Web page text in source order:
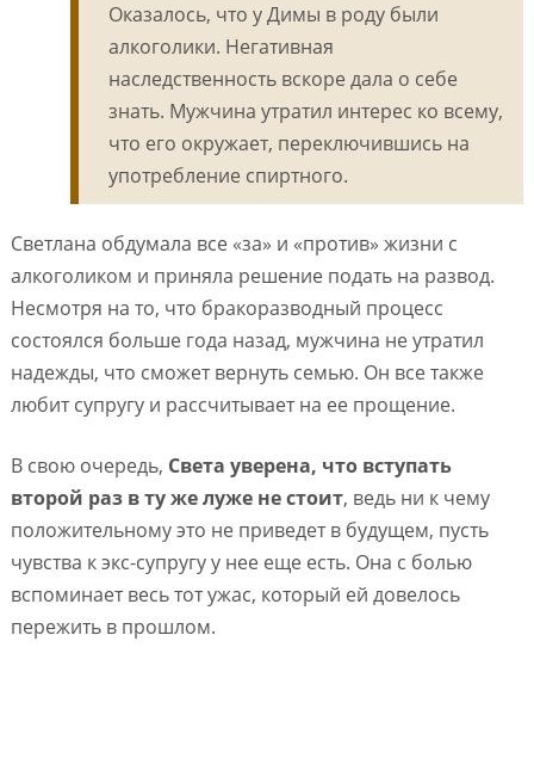
Оказалось, что у Димы в роду были
алкоголики. Негативная
наследственность вскоре дала о себе
знать. Мужчина утратил интерес ко всему,
что его окружает, переключившись на
употребление спиртного.
Светлана обдумала все «за» и «против» жизни с
алкоголиком и приняла решение подать на развод.
Несмотря на то, что бракоразводный процесс
состоялся больше года назад, мужчина не утратил
надежды, что сможет вернуть семью. Он все также
любит супругу и рассчитывает на ее прощение.
В свою очередь, Света уверена, что вступать
второй раз в ту же луже не стоит, ведь ни к чему
положительному это не приведет в будущем, пусть
чувства к экс-супругу у нее еще есть. Она с болью
вспоминает весь тот ужас, который ей довелось
пережить в прошлом.